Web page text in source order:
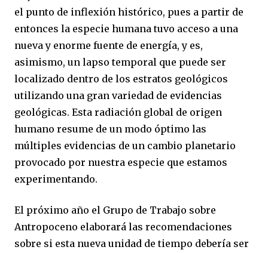
el punto de inflexión histórico, pues a partir de
entonces la especie humana tuvo acceso a una
nueva y enorme fuente de energía, y es,
asimismo, un lapso temporal que puede ser
localizado dentro de los estratos geológicos
utilizando una gran variedad de evidencias
geológicas. Esta radiación global de origen
humano resume de un modo óptimo las
múltiples evidencias de un cambio planetario
provocado por nuestra especie que estamos
experimentando.
El próximo año el Grupo de Trabajo sobre
Antropoceno elaborará las recomendaciones
sobre si esta nueva unidad de tiempo debería ser